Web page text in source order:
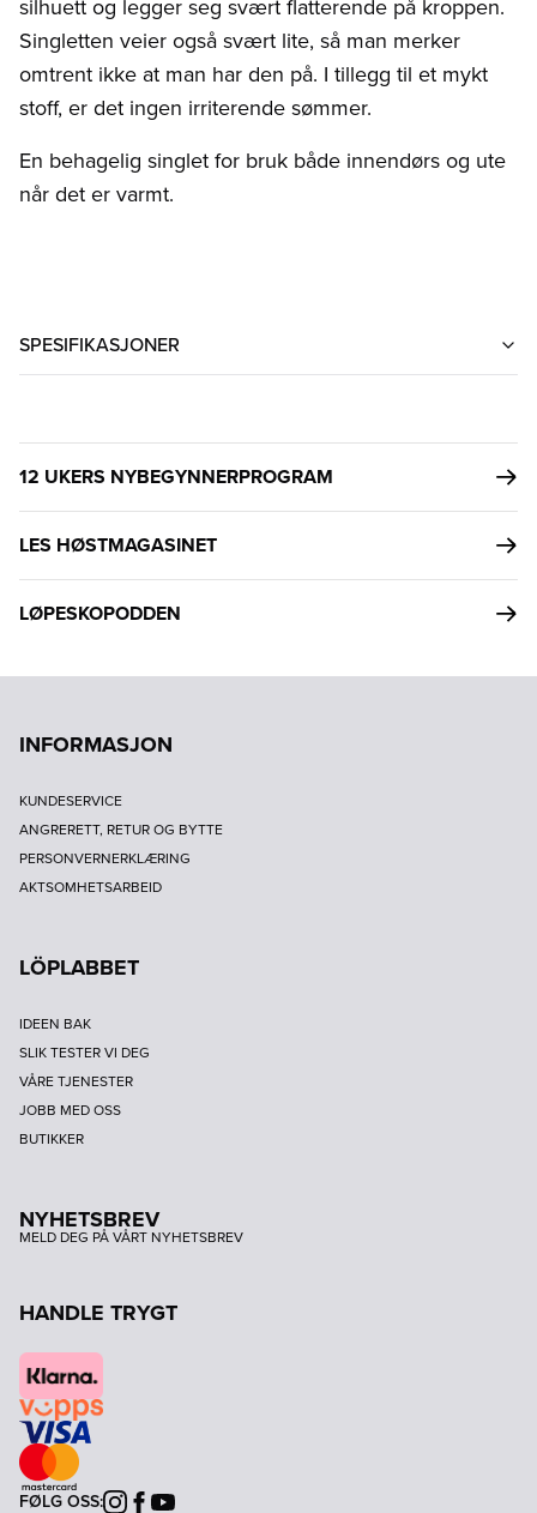
silhuett og legger seg svært flatterende på kroppen.
Singletten veier også svært lite, så man merker
omtrent ikke at man har den på. I tillegg til et mykt
stoff, er det ingen irriterende sømmer.
En behagelig singlet for bruk både innendørs og ute
når det er varmt.
SPESIFIKASJONER
12 UKERS NYBEGYNNERPROGRAM
LES HØSTMAGASINET
LØPESKOPODDEN
INFORMASJON
KUNDESERVICE
ANGRERETT, RETUR OG BYTTE
PERSONVERNERKLÆRING
AKTSOMHETSARBEID
LÖPLABBET
IDEEN BAK
SLIK TESTER VI DEG
VÅRE TJENESTER
JOBB MED OSS
BUTIKKER
NYHETSBREV
MELD DEG PÅ VÅRT NYHETSBREV
HANDLE TRYGT
FØLG OSS:Instagram
Facebook
Youtube